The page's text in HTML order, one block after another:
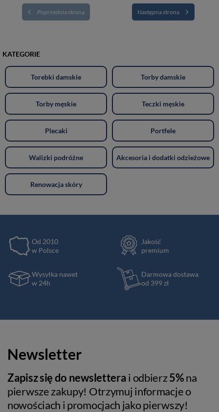
Poprzednia strona Następna strona
KATEGORIE
Torebki damskie Torby damskie
Torby męskie Teczki męskie
Plecaki Portfele
Walizki podróżne Akcesoria i dodatki odzieżowe
Renowacja skóry
Od 2010
w Polsce
Jakość
premium
Wysyłka nawet
w 24h
Darmowa dostawa
od 399 zł
Newsletter
Zapisz się do newsletterai odbierz5%na
pierwsze zakupy! Otrzymuj informacje o
nowościach i promocjach jako pierwszy!